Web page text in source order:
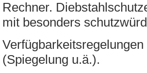
Rechner.
mit besonders
(Spiegelung u.ä.).